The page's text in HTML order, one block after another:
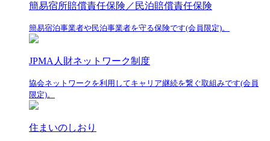
簡易宿所賠償責任保険／民泊賠償責任保険
簡易宿泊事業者や民泊事業者を守る保険です(会員限定)。
JPMA人財ネットワーク制度
協会ネットワークを利用してキャリア継続を繋ぐ取組みです(会員
限定)。
住まいのしおり